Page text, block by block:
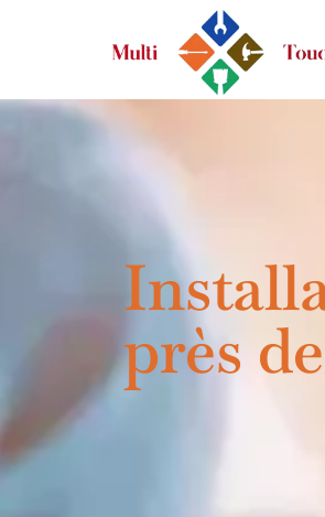
près